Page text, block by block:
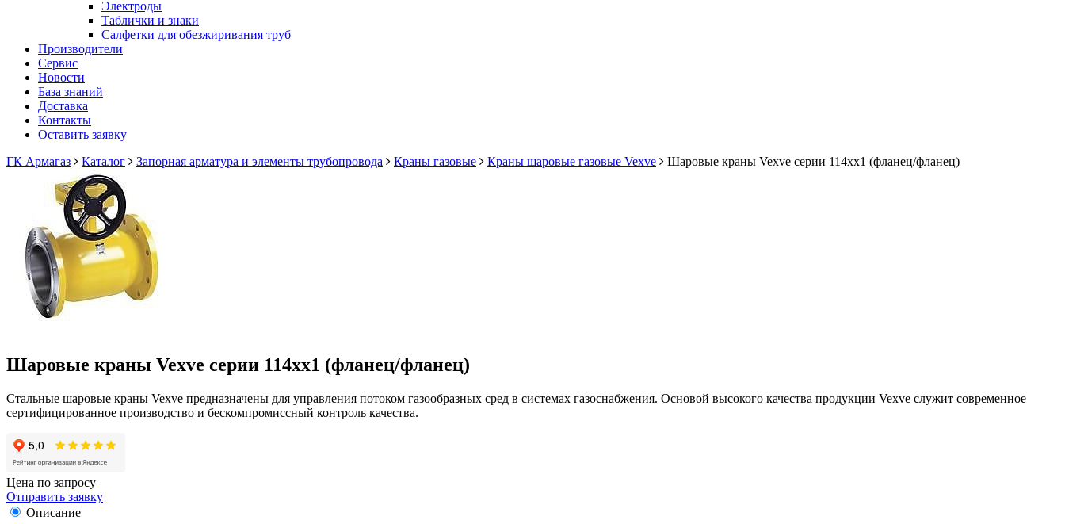
Электроды
Таблички и знаки
Салфетки для обезжиривания труб
Производители
Сервис
Новости
База знаний
Доставка
Контакты
Оставить заявку
ГК Армагаз
Каталог Запорная арматура и элементы трубопровода Краны газовые Краны шаровые газовые Vexve Шаровые краны Vexve серии 114хх1 (фланец/фланец)
Шаровые краны Vexve серии 114хх1 (фланец/фланец)
Стальные шаровые краны Vexve предназначены для управления потоком газообразных сред в системах газоснабжения. Основой высокого качества продукции Vexve служит современное
сертифицированное производство и бескомпромиссный контроль качества.
Цена по запросу
Отправить заявку
Описание